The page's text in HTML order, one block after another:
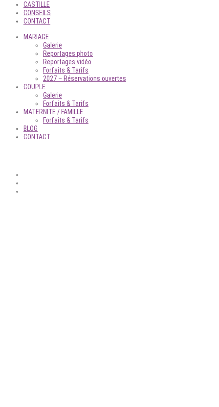
CASTILLE
CONSEILS
CONTACT
MARIAGE
Galerie
Reportages photo
Reportages vidéo
Forfaits & Tarifs
2027 – Réservations ouvertes
COUPLE
Galerie
Forfaits & Tarifs
MATERNITE / FAMILLE
Forfaits & Tarifs
BLOG
CONTACT